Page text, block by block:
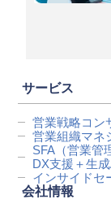
サービス
営業戦略コン
営業組織マネ
SFA（営業管
DX支援＋生
インサイドセ
会社情報